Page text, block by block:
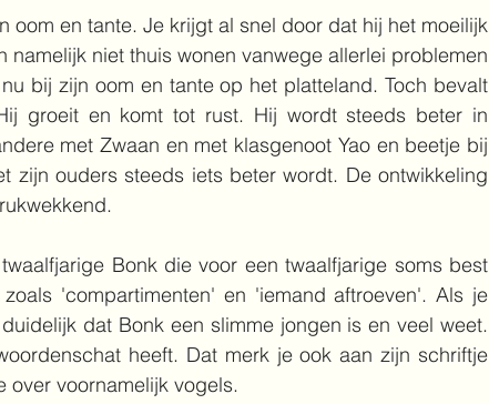
oom en tante. Je krijgt al snel door dat hij het moeilijk
namelijk niet thuis wonen vanwege allerlei problemen
bij zijn oom en tante op het platteland. Toch bevalt
groeit en komt tot rust. Hij wordt steeds beter in
met Zwaan en met klasgenoot Yao en beetje bij
zijn ouders steeds iets beter wordt. De ontwikkeling
Bonk die voor een twaalfjarige soms best
'compartimenten' en 'iemand aftroeven'. Als je
dat Bonk een slimme jongen is en veel weet.
heeft. Dat merk je ook aan zijn schriftje
over voornamelijk vogels.